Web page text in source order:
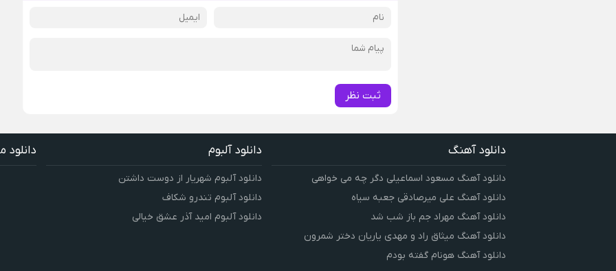
ثبت نظر
دانلود آهنگ
دانلود آهنگ مسعود اسماعیلی دگر چه می خواهی
دانلود آهنگ علی میرصادقی جعبه سیاه
دانلود آهنگ مهراد جم باز شب شد
دانلود آهنگ میثاق راد و مهدی یاریان دختر شمرون
دانلود آهنگ هونام گفته بودم
دانلود آلبوم
دانلود آلبوم شهریار از دوست داشتن
دانلود آلبوم تندرو شکاف
دانلود آلبوم امید آذر عشق خیالی
دانلود